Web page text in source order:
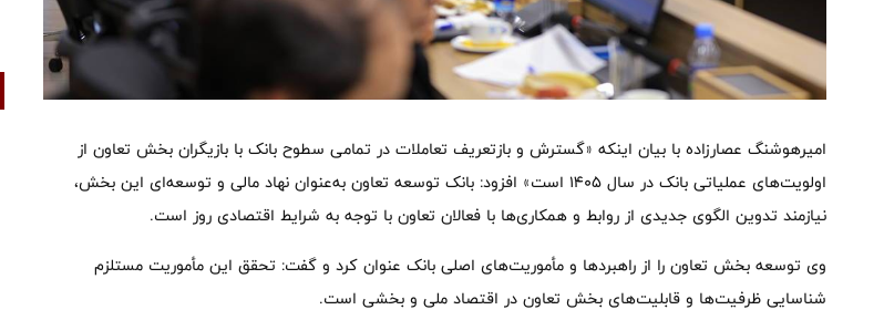
امیرهوشنگ عصارزاده با بیان اینکه «گسترش و بازتعریف تعاملات در تمامی سطوح بانک با بازیگران بخش تعاون از
اولویت‌های عملیاتی بانک در سال ۱۴۰۵ است» افزود: بانک توسعه تعاون به‌عنوان نهاد مالی و توسعه‌ای این بخش،
نیازمند تدوین الگوی جدیدی از روابط و همکاری‌ها با فعالان تعاون با توجه به شرایط اقتصادی روز است.
وی توسعه بخش تعاون را از راهبردها و مأموریت‌های اصلی بانک عنوان کرد و گفت: تحقق این مأموریت مستلزم
شناسایی ظرفیت‌ها و قابلیت‌های بخش تعاون در اقتصاد ملی و بخشی است.